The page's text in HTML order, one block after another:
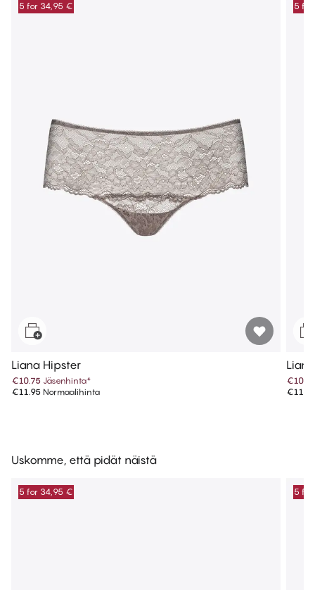
5 for 34,95 €
Liana Hipster
€10.75 Jäsenhinta*
€11.95 Normaalihinta
5
€10.75
€11.95
Uskomme, että pidät näistä
5 for 34,95 € 5